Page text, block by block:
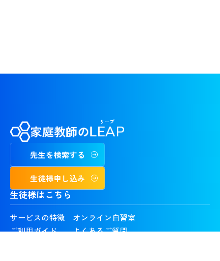
家庭教師のLEAP
リープ
先生を検索する
生徒様申し込み
生徒様はこちら
サービスの特徴
オンライン自習室
ご利用ガイド
よくあるご質問